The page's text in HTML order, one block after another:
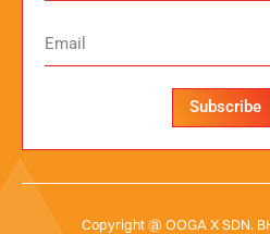
Subscribe
Copyright @ OOGA X SDN.